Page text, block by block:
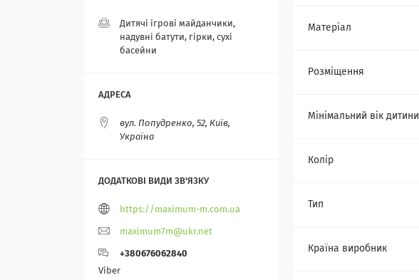
Матеріал
Розміщення
Мінімальний вік дитини
Колір
Тип
Країна виробник
Дитячі ігрові майданчики,
надувні батути, гірки, сухі
басейни
вул. Попудренко, 52, Київ,
Україна
https://maximum-m.com.ua
maximum7m@ukr.net
+380676062840
Viber